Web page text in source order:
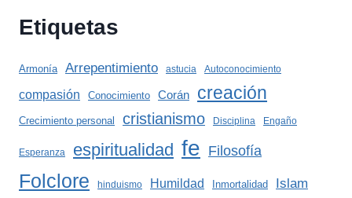
Etiquetas
Armonía Arrepentimiento astucia Autoconocimiento
compasión Conocimiento Corán creación
Crecimiento personal cristianismo Disciplina Engaño
Esperanza espiritualidad fe Filosofía
Folclore hinduismo Humildad Inmortalidad Islam